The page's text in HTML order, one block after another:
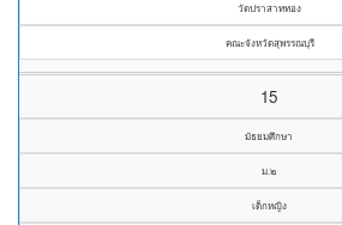
วัดปราสาททอง
คณะจังหวัดสุพรรณบุรี
15
มัธยมศึกษา
ม.๒
เด็กหญิง